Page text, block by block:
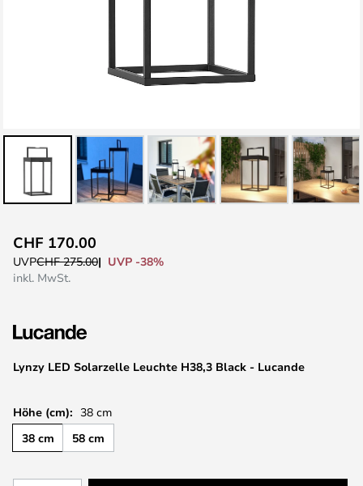
Anfang
der
Lynzy LED Solarzelle Leuchte H38,3 Black - Lucande
CHF 170.00
UVPCHF 275.00
UVP -38%
inkl. MwSt.
Höhe (cm): 38 cm
38 cm
58 cm